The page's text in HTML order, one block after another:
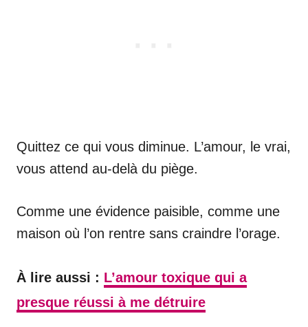
Quittez ce qui vous diminue. L’amour, le vrai,
vous attend au-delà du piège.
Comme une évidence paisible, comme une
maison où l’on rentre sans craindre l’orage.
À lire aussi : L’amour toxique qui a
presque réussi à me détruire